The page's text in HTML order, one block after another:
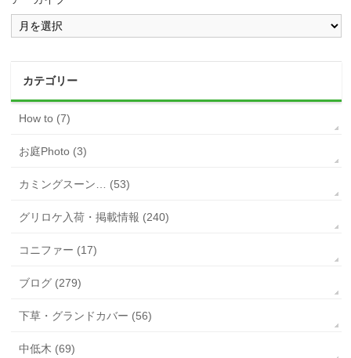
カテゴリー
How to (7)
お庭Photo (3)
カミングスーン… (53)
グリロケ入荷・掲載情報 (240)
コニファー (17)
ブログ (279)
下草・グランドカバー (56)
中低木 (69)